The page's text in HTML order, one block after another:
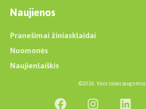
Naujienos
Pranešimai žiniasklaidai
Nuomonės
Naujienlaiškis
©2026. Visos teisės saugomos.